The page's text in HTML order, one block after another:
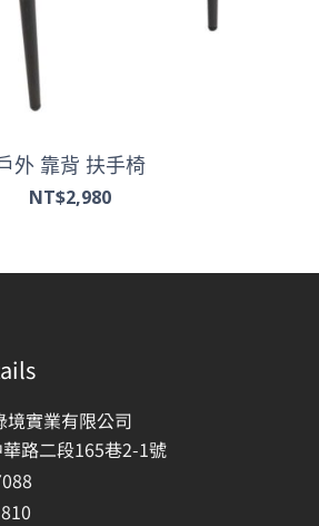
外 靠背 扶手椅
NT$2,980
境實業有限公司
路二段165巷2-1號